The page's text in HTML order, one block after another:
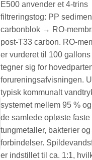
E500 anvender et 4-trins
filtreringstog: PP
carbonblok → RO-
post-T33 carbon. RO-
er vurderet til 100 gallons
tegner sig for
forureningsafvisningen.
typisk kommunalt
systemet mellem 95 %
de samlede opløste faste
tungmetaller, bakterier
forbindelser.
er indstillet til ca. 1:1,